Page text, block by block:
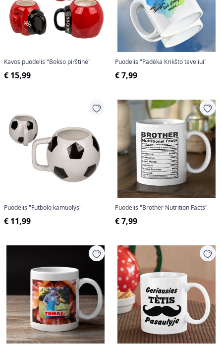
Kavos puodelis "Bokso pirštinė"
€ 15,99
Puodelis "Padėka Krikšto tėveliui"
€ 7,99
Puodelis "Futbolo kamuolys"
€ 11,99
Puodelis "Brother Nutrition Facts"
€ 7,99